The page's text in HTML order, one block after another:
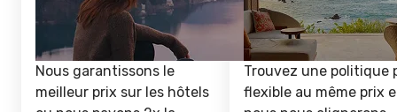
Nous garantissons le
meilleur prix sur les hôtels
Trouvez une politique
flexible au même prix